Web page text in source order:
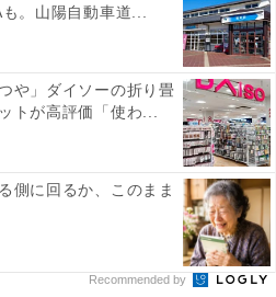
。山陽自動車道...
や」ダイソーの折り畳
トが高評価「使わ...
側に回るか、このまま
Recommended by